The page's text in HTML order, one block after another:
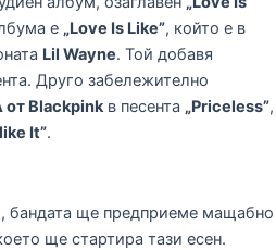
е „Love Is Like”, който е в
Lil Wayne. Той добавя
Друго забележително
от Blackpinkв песента „Priceless”,
It”.
бандата ще предприеме мащабно
ще стартира тази есен.